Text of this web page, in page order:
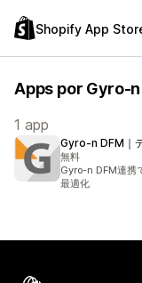
Shopify App
Apps por Gyro-n
1 app
Gyro‑n DFM｜
無料
Gyro-n DFM連携
最適化